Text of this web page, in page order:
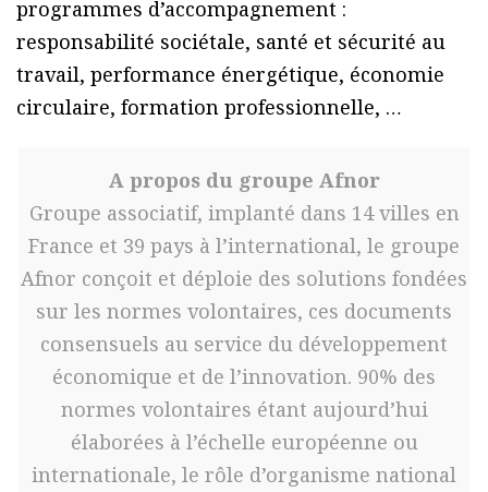
programmes d’accompagnement :
responsabilité sociétale, santé et sécurité au
travail, performance énergétique, économie
circulaire, formation professionnelle, …
A propos du groupe Afnor
Groupe associatif, implanté dans 14 villes en
France et 39 pays à l’international, le groupe
Afnor conçoit et déploie des solutions fondées
sur les normes volontaires, ces documents
consensuels au service du développement
économique et de l’innovation. 90% des
normes volontaires étant aujourd’hui
élaborées à l’échelle européenne ou
internationale, le rôle d’organisme national